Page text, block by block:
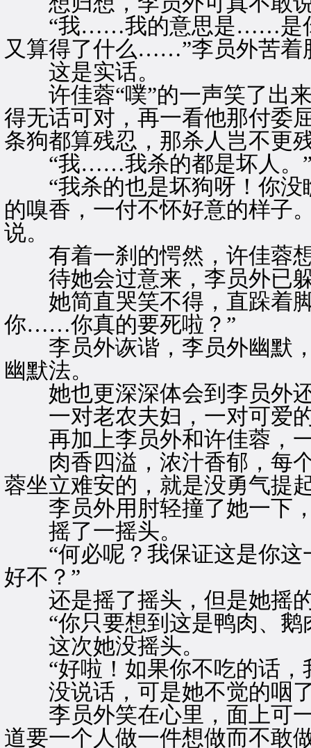
“我……我的意思是……是你
又算得了什么……”李员外苦着
这是实话。
许佳蓉“噗”的一声笑了出来
得无话可对，再一看他那付委
条狗都算残忍，那杀人岂不
“我……我杀的都是坏人。
“我杀的也是坏狗呀！你没
的嗅香，一付不怀好意的样子
说。
有着一刹的愕然，许佳蓉
待她会过意来，李员外已
她简直哭笑不得，直跺着脚
你……你真的要死啦？”
李员外诙谐，李员外幽默，
幽默法。
她也更深深体会到李员外还
一对老农夫妇，一对可爱
再加上李员外和许佳蓉，一
肉香四溢，浓汁香郁，每个
蓉坐立难安的，就是没勇气提
李员外用肘轻撞了她一下，
摇了一摇头。
“何必呢？我保证这是你这
好不？”
还是摇了摇头，但是她摇
“你只要想到这是鸭肉、鹅
这次她没摇头。
“好啦！如果你不吃的话，
没说话，可是她不觉的咽
李员外笑在心里，面上可一
道要一个人做一件想做而不敢